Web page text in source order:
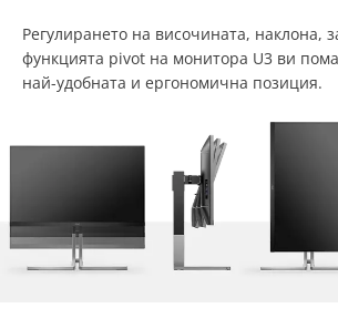
Регулирането на височината, наклона,
функцията pivot на монитора U3 ви
най-удобната и ергономична позиция.